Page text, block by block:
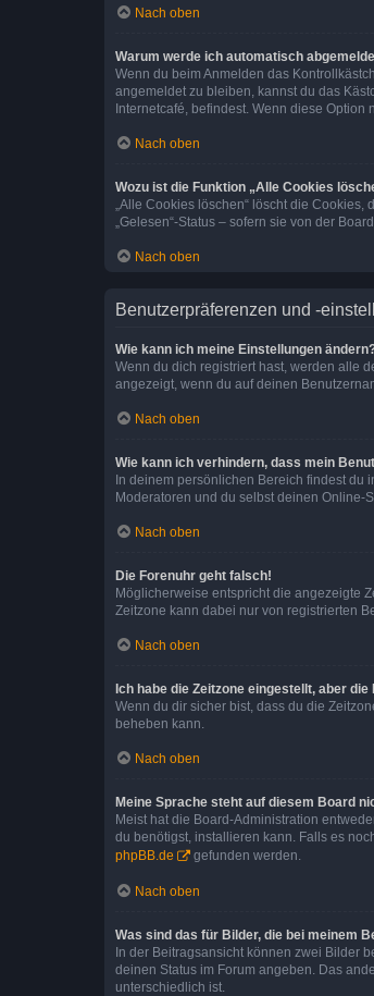
Nach oben
Warum werde ich automatisch
Wenn du beim Anmelden das
angemeldet zu bleiben, kannst du das
Internetcafé, befindest. Wenn diese
Nach oben
Wozu ist die Funktion „Alle Cookies
„Alle Cookies löschen“ löscht die
„Gelesen“-Status – sofern sie von der
Nach oben
Benutzerpräferenzen und -
Wie kann ich meine Einstellungen
Wenn du dich registriert hast, werden alle
angezeigt, wenn du auf deinen
Nach oben
Wie kann ich verhindern, dass mein
In deinem persönlichen Bereich findest du
Moderatoren und du selbst deinen Online-
Nach oben
Die Forenuhr geht falsch!
Möglicherweise entspricht die angezeigte
Zeitzone kann dabei nur von registrierten
Nach oben
Ich habe die Zeitzone eingestellt, aber
Wenn du dir sicher bist, dass du die
beheben kann.
Nach oben
Meine Sprache steht auf diesem Board
Meist hat die Board-Administration
du benötigst, installieren kann. Falls es
phpBB.de
gefunden werden.
Nach oben
Was sind das für Bilder, die bei meinem
In der Beitragsansicht können zwei Bilder
deinen Status im Forum angeben. Das
unterschiedlich ist.